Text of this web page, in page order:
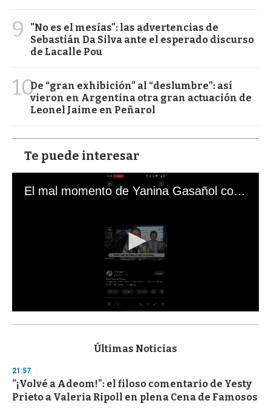
9
"No es el mesías": las advertencias de
Sebastián Da Silva ante el esperado discurso
de Lacalle Pou
10De “gran exhibición” al “deslumbre”: así
vieron en Argentina otra gran actuación de
Leonel Jaime en Peñarol
Te puede interesar
El mal momento de Yanina Gasañol con un hincha argentino en "Subrayado"
s
d
s
o
f
Últimas Noticias
21:57
"¡Volvé a Adeom!": el filoso comentario de Yesty
Prieto a Valeria Ripoll en plena Cena de Famosos